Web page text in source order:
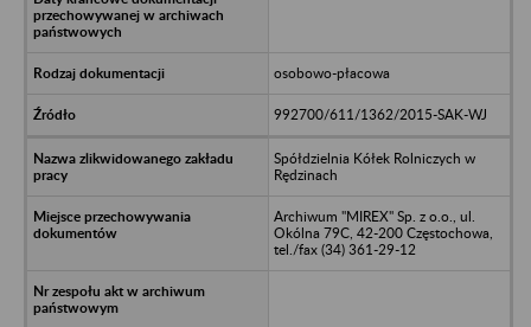
osobowo-płacowa
992700/611/1362/2015-SAK-WJ
Spółdzielnia Kółek Rolniczych w
Rędzinach
Archiwum "MIREX" Sp. z o.o., ul.
Okólna 79C, 42-200 Częstochowa,
tel./fax (34) 361-29-12